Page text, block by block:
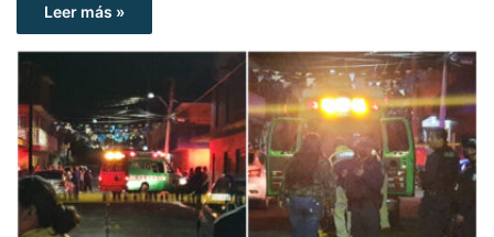
Leer más »